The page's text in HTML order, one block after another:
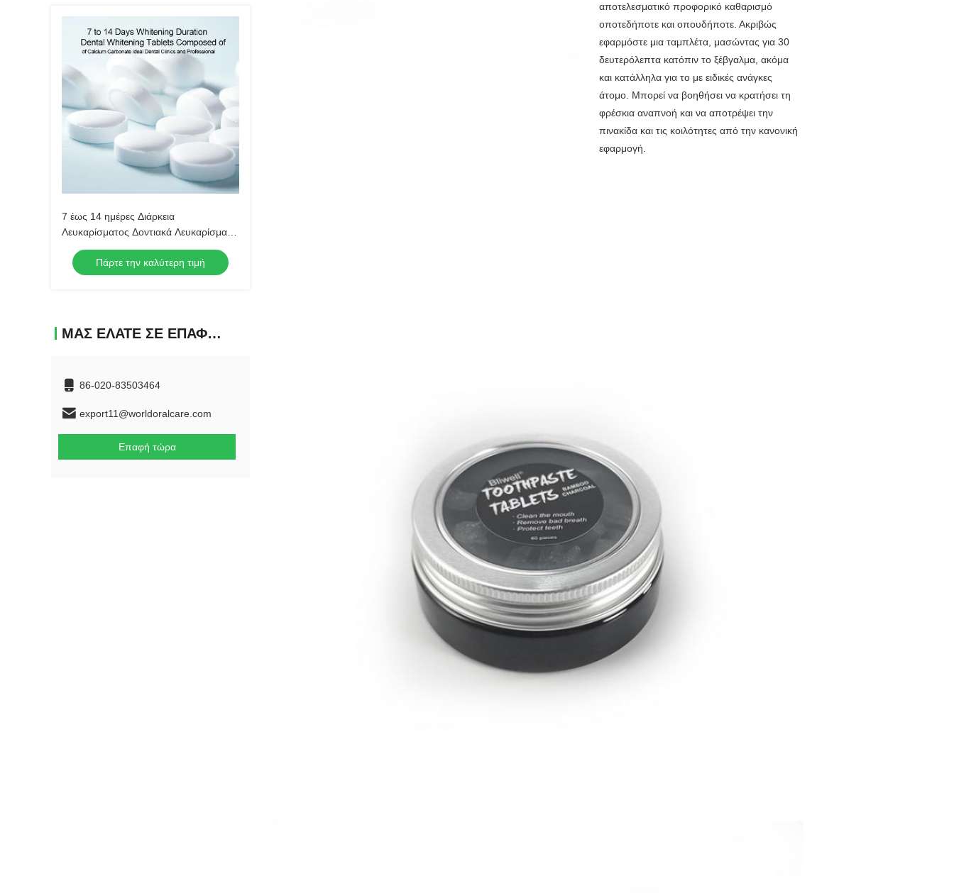
7 έως 14 ημέρες Διάρκεια
Λευκαρίσματος Δοντιακά Λευκαρίσματα
Ταμπλέτες που αποτελούνται από
ανθρακικό ασβέστιο Ιδανικά για
οδοντιατρικές κλινικές και
Πάρτε την καλύτερη τιμή
ΜΑΣ ΕΛΆΤΕ ΣΕ ΕΠΑΦΉ ΜΕ
86-020-83503464
export11@worldoralcare.com
Επαφή τώρα
αποτελεσματικό προφορικό καθαρισμό
οποτεδήποτε και οπουδήποτε. Ακριβώς
εφαρμόστε μια ταμπλέτα, μασώντας για 30
δευτερόλεπτα κατόπιν το ξέβγαλμα, ακόμα
και κατάλληλα για το με ειδικές ανάγκες
άτομο. Μπορεί να βοηθήσει να κρατήσει τη
φρέσκια αναπνοή και να αποτρέψει την
πινακίδα και τις κοιλότητες από την κανονική
εφαρμογή.